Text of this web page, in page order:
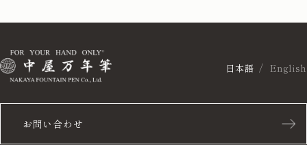
お問い合わせ
日本語 English